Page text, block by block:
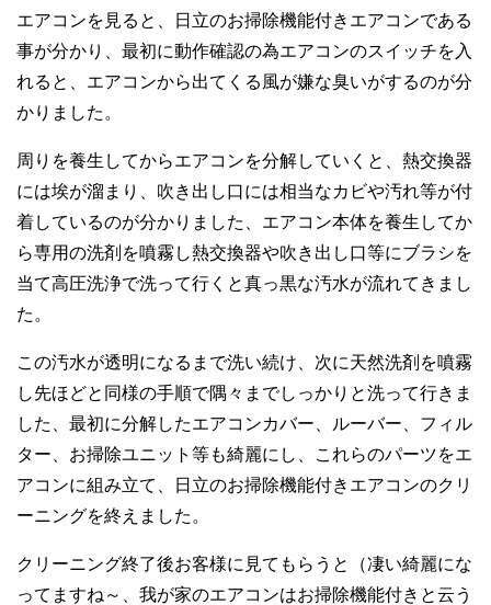
エアコンを見ると、日立のお掃除機能付きエアコンである
事が分かり、最初に動作確認の為エアコンのスイッチを入
れると、エアコンから出てくる風が嫌な臭いがするのが分
かりました。
周りを養生してからエアコンを分解していくと、熱交換器
には埃が溜まり、吹き出し口には相当なカビや汚れ等が付
着しているのが分かりました、エアコン本体を養生してか
ら専用の洗剤を噴霧し熱交換器や吹き出し口等にブラシを
当て高圧洗浄で洗って行くと真っ黒な汚水が流れてきまし
た。
この汚水が透明になるまで洗い続け、次に天然洗剤を噴霧
し先ほどと同様の手順で隅々までしっかりと洗って行きま
した、最初に分解したエアコンカバー、ルーバー、フィル
ター、お掃除ユニット等も綺麗にし、これらのパーツをエ
アコンに組み立て、日立のお掃除機能付きエアコンのクリ
ーニングを終えました。
クリーニング終了後お客様に見てもらうと（凄い綺麗にな
ってますね～、我が家のエアコンはお掃除機能付きと云う